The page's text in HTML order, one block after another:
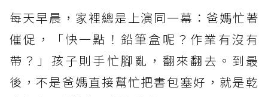
每天早晨，家裡總是上演同一幕：爸媽忙著
催促，「快一點！鉛筆盒呢？作業有沒有
帶？」孩子則手忙腳亂，翻來翻去。到最
後，不是爸媽直接幫忙把書包塞好，就是乾